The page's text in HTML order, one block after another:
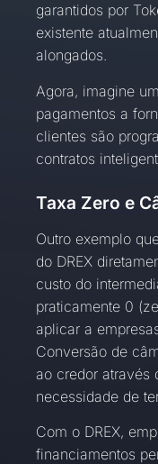
garantidos por
existente
alongados.
Agora, imagine
pagamentos a
clientes são
contratos
Taxa Zero e
Outro exemplo
do DREX
custo do
praticamente 0
aplicar a
Conversão de
ao credor através
necessidade de
Com o DREX,
financiamentos